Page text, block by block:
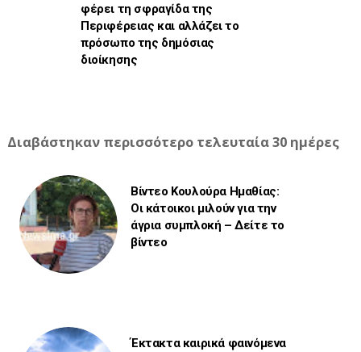
φέρει τη σφραγίδα της
Περιφέρειας και αλλάζει το
πρόσωπο της δημόσιας
διοίκησης
Διαβάστηκαν περισσότερο τελευταία 30 ημέρες
Βίντεο Κουλούρα Ημαθίας:
Οι κάτοικοι μιλούν για την
άγρια συμπλοκή – Δείτε το
βίντεο
Έκτακτα καιρικά φαινόμενα